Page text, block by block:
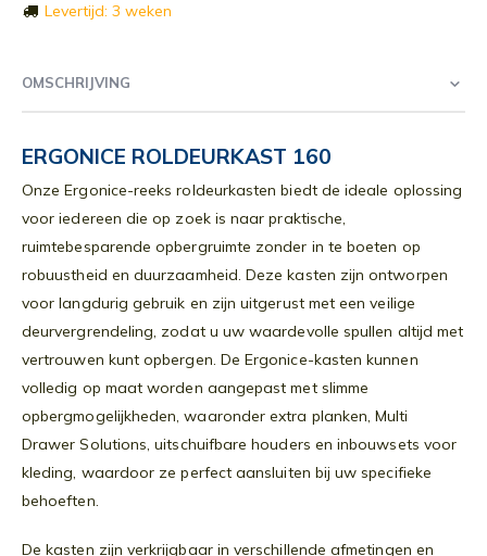
Levertijd: 3 weken
OMSCHRIJVING
ERGONICE ROLDEURKAST 160
Onze Ergonice-reeks roldeurkasten biedt de ideale oplossing
voor iedereen die op zoek is naar praktische,
ruimtebesparende opbergruimte zonder in te boeten op
robuustheid en duurzaamheid. Deze kasten zijn ontworpen
voor langdurig gebruik en zijn uitgerust met een veilige
deurvergrendeling, zodat u uw waardevolle spullen altijd met
vertrouwen kunt opbergen. De Ergonice-kasten kunnen
volledig op maat worden aangepast met slimme
opbergmogelijkheden, waaronder extra planken, Multi
Drawer Solutions, uitschuifbare houders en inbouwsets voor
kleding, waardoor ze perfect aansluiten bij uw specifieke
behoeften.
De kasten zijn verkrijgbaar in verschillende afmetingen en